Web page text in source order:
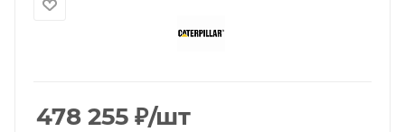
478 255 ₽/шт